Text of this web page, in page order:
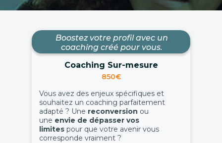
Boostez votre profil avec un
coaching créé pour vous.
Coaching Sur-mesure
850€
Vous avez des enjeux spécifiques et
souhaitez un coaching parfaitement
adapté ? Une reconversion ou
une envie de dépasser vos
limites pour que votre avenir vous
corresponde vraiment ?